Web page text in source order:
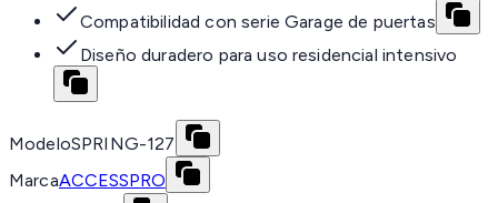
Compatibilidad con serie Garage de puertas
Diseño duradero para uso residencial intensivo
ModeloSPRING-127
MarcaACCESSPRO